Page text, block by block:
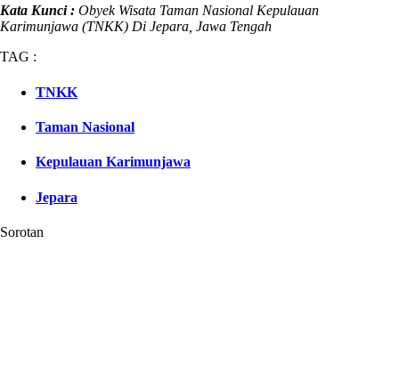
Kata Kunci : Obyek Wisata Taman Nasional Kepulauan
Karimunjawa (TNKK) Di Jepara, Jawa Tengah
TAG :
TNKK
Taman Nasional
Kepulauan Karimunjawa
Jepara
Sorotan